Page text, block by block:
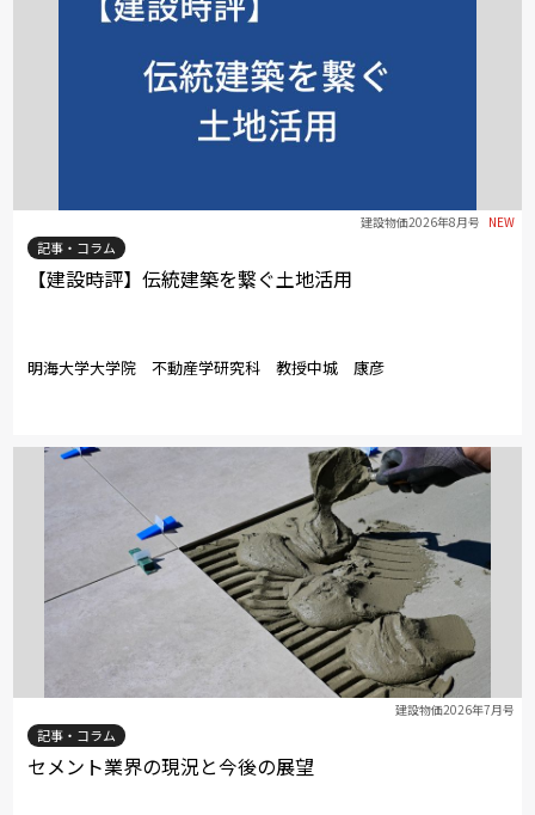
建設物価2026年8月号 NEW
記事・コラム
【建設時評】伝統建築を繋ぐ土地活用
明海大学大学院 不動産学研究科 教授中城 康彦
建設物価2026年7月号
記事・コラム
セメント業界の現況と今後の展望